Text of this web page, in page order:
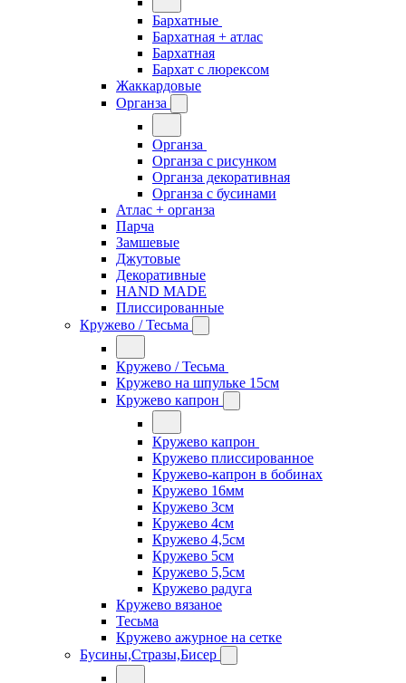
Бархатные
Бархатная + атлас
Бархатная
Бархат с люрексом
Жаккардовые
Органза
Органза
Органза с рисунком
Органза декоративная
Органза с бусинами
Атлас + органза
Парча
Замшевые
Джутовые
Декоративные
HAND MADE
Плиссированные
Кружево / Тесьма
Кружево / Тесьма
Кружево на шпульке 15см
Кружево капрон
Кружево капрон
Кружево плиссированное
Кружево-капрон в бобинах
Кружево 16мм
Кружево 3см
Кружево 4см
Кружево 4,5см
Кружево 5см
Кружево 5,5см
Кружево радуга
Кружево вязаное
Тесьма
Кружево ажурное на сетке
Бусины,Стразы,Бисер